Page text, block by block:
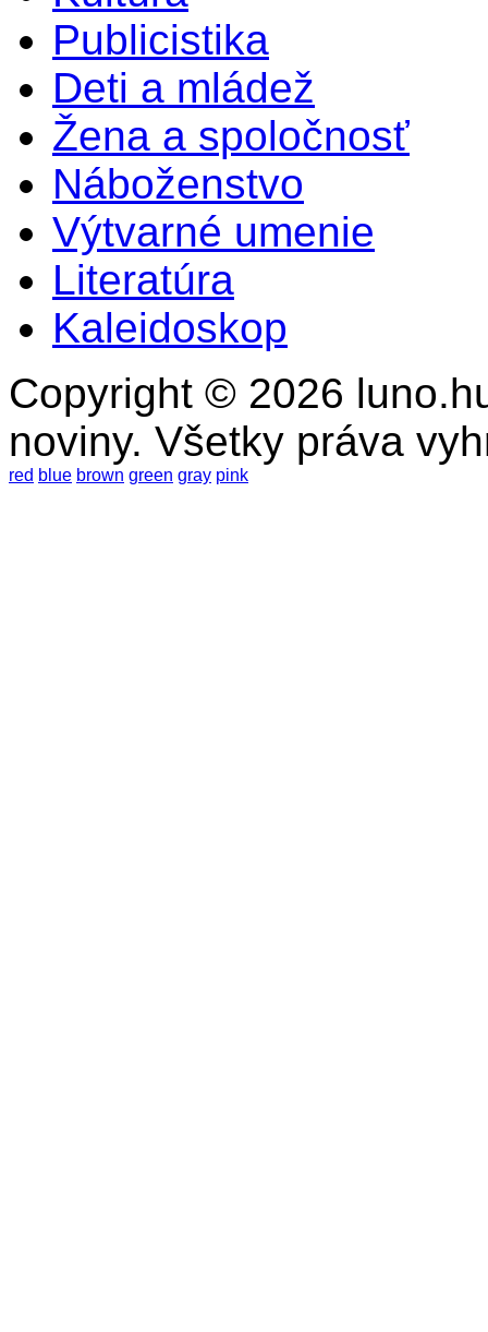
Publicistika
Deti a mládež
Žena a spoločnosť
Náboženstvo
Výtvarné umenie
Literatúra
Kaleidoskop
Copyright © 2026
noviny. Všetky práva
red blue brown green gray pink